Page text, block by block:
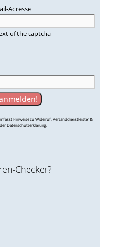
Adresse
of the captcha
Hinweise zu Widerruf, Versanddienstleister &
Datenschutzerklärung.
Checker?